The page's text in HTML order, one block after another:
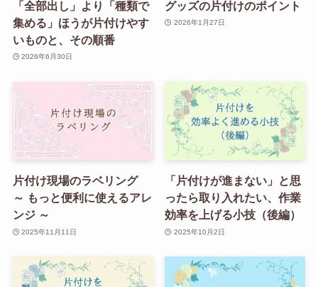
「全部出し」より「種類で
集める」ほうが片付けやす
いものと、その順番
2026年6月30日
グッズの片付けのポイント
2026年1月27日
片付け現場のラベリング
～ もっと便利に使えるアレ
ンジ ～
2025年11月11日
「片付けが進まない」と思
ったら取り入れたい、作業
効率を上げる小技（後編）
2025年10月2日